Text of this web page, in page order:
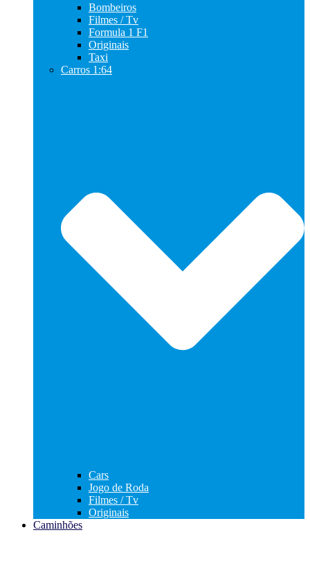
Bombeiros
Filmes / Tv
Formula 1 F1
Originais
Taxi
Carros 1:64
Cars
Jogo de Roda
Filmes / Tv
Originais
Caminhões